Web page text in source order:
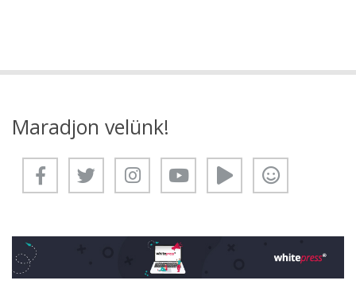
Maradjon velünk!